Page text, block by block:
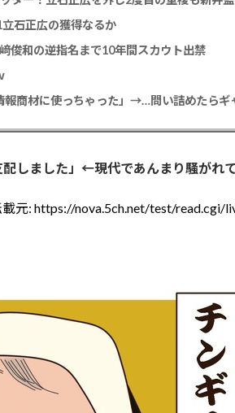
立石正広の獲得なるか
俊和の逆指名まで10年間スカウト出禁
しました」←現代であんまり騒がれ
載元:https://nova.5ch.net/test/read.cgi/